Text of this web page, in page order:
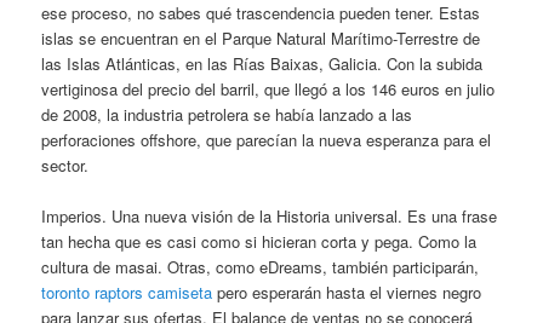
ese proceso, no sabes qué trascendencia pueden tener. Estas
islas se encuentran en el Parque Natural Marítimo-Terrestre de
las Islas Atlánticas, en las Rías Baixas, Galicia. Con la subida
vertiginosa del precio del barril, que llegó a los 146 euros en julio
de 2008, la industria petrolera se había lanzado a las
perforaciones offshore, que parecían la nueva esperanza para el
sector.
Imperios. Una nueva visión de la Historia universal. Es una frase
tan hecha que es casi como si hicieran corta y pega. Como la
cultura de masai. Otras, como eDreams, también participarán,
toronto raptors camiseta pero esperarán hasta el viernes negro
para lanzar sus ofertas. El balance de ventas no se conocerá